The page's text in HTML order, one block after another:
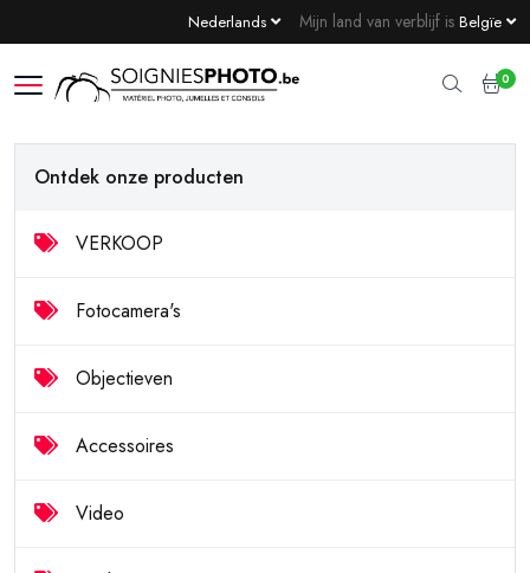
Mijn land van verblijf is Belgïe
Nederlands
0
Ontdek onze producten
VERKOOP
Fotocamera's
Objectieven
Accessoires
Video